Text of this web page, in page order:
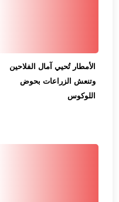
الأمطار تُحيي آمال الفلاحين
وتنعش الزراعات بحوض
اللوكوس